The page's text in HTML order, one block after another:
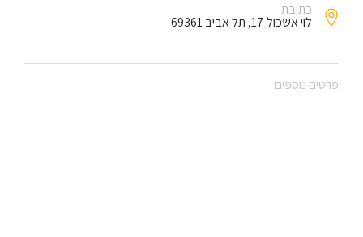
כתובת
לוי אשכול 17, תל אביב 69361
פרטים נוספים